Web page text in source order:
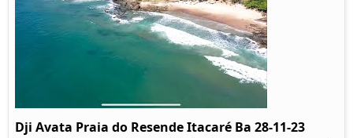
Dji Avata Praia do Resende Itacaré Ba 28-11-23